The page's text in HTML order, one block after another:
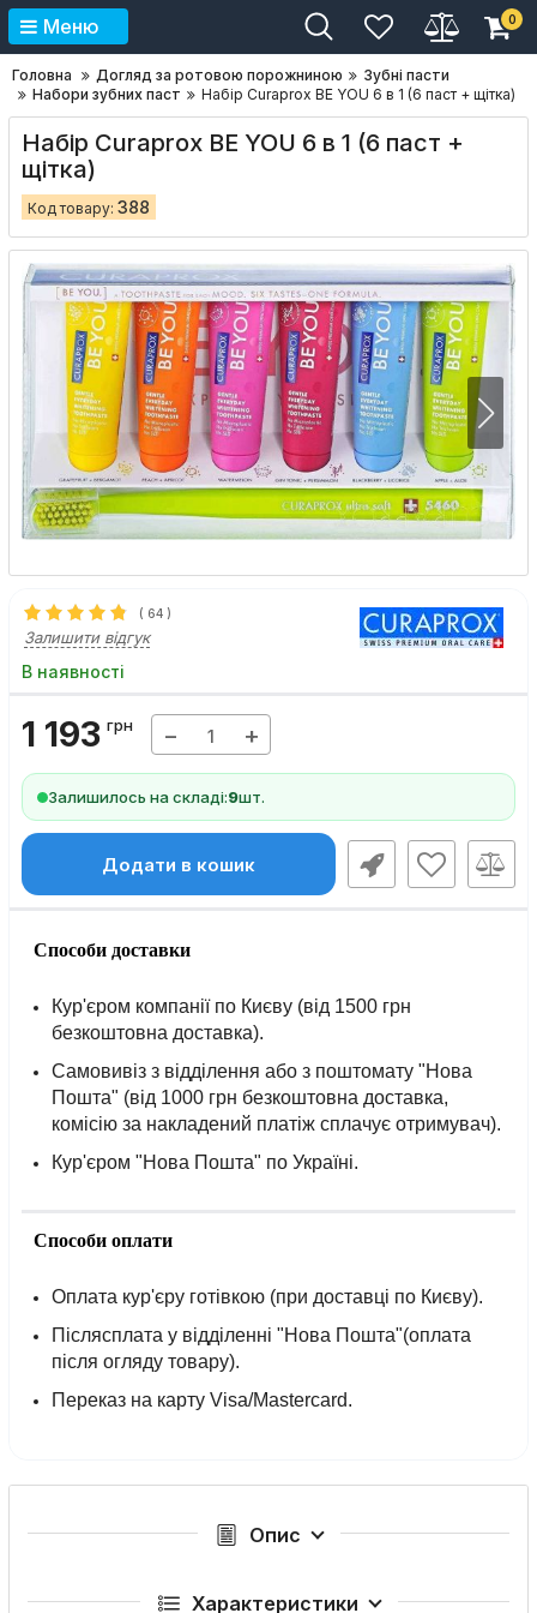
Меню 0
Головна Догляд за ротовою порожниною
Зубні пасти
Набори зубних паст
Набір Curaprox BE YOU 6 в 1 (6 паст + щітка)
Набір Curaprox BE YOU 6 в 1 (6 паст +
щітка)
Код товару: 388
( 64 )
Залишити відгук
В наявності
1 193 грн − +
Залишилось на складі:9шт.
Додати в кошик
Способи доставки
Кур'єром компанії по Києву (від 1500 грн
безкоштовна доставка).
Самовивіз з відділення або з поштомату "Нова
Пошта" (від 1000 грн безкоштовна доставка,
комісію за накладений платіж сплачує отримувач).
Кур'єром "Нова Пошта" по Україні.
Способи оплати
Оплата кур'єру готівкою (при доставці по Києву).
Післясплата у відділенні "Нова Пошта"(оплата
після огляду товару).
Переказ на карту Visa/Mastercard.
Опис
Характеристики